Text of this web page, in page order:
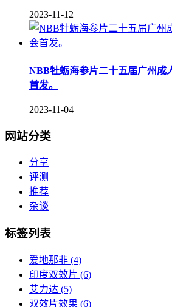
2023-11-12
NBB牡蛎海参片二十五届广州成
首发。
2023-11-04
网站分类
分享
评测
推荐
杂谈
标签列表
爱地那非 (4)
印度双效片 (6)
艾力达 (5)
双效片效果 (6)